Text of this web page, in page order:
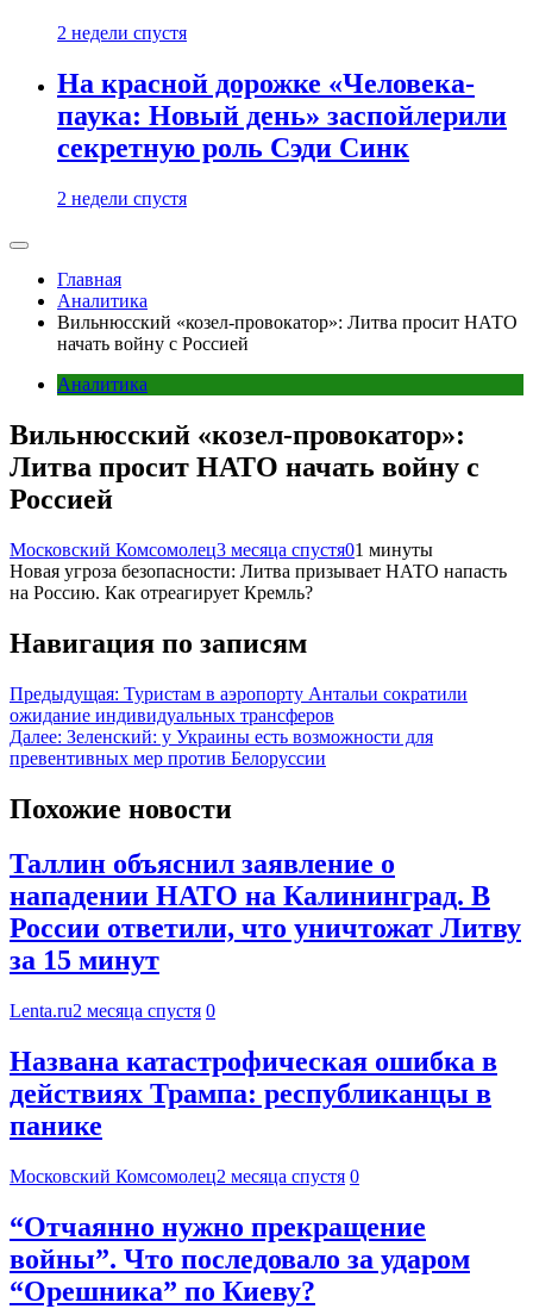
2 недели спустя
На красной дорожке «Человека-
паука: Новый день» заспойлерили
секретную роль Сэди Синк
2 недели спустя
Главная
Аналитика
Вильнюсский «козел-провокатор»: Литва просит НАТО
начать войну с Россией
Аналитика
Вильнюсский «козел-провокатор»:
Литва просит НАТО начать войну с
Россией
Московский Комсомолец3 месяца спустя01 минуты
Новая угроза безопасности: Литва призывает НАТО напасть
на Россию. Как отреагирует Кремль?
Навигация по записям
Предыдущая: Туристам в аэропорту Антальи сократили
ожидание индивидуальных трансферов
Далее: Зеленский: у Украины есть возможности для
превентивных мер против Белоруссии
Похожие новости
Таллин объяснил заявление о
нападении НАТО на Калининград. В
России ответили, что уничтожат Литву
за 15 минут
Lenta.ru2 месяца спустя 0
Названа катастрофическая ошибка в
действиях Трампа: республиканцы в
панике
Московский Комсомолец2 месяца спустя 0
“Отчаянно нужно прекращение
войны”. Что последовало за ударом
“Орешника” по Киеву?